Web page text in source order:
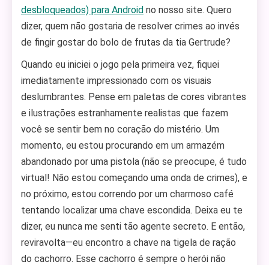
desbloqueados) para Android no nosso site. Quero
dizer, quem não gostaria de resolver crimes ao invés
de fingir gostar do bolo de frutas da tia Gertrude?
Quando eu iniciei o jogo pela primeira vez, fiquei
imediatamente impressionado com os visuais
deslumbrantes. Pense em paletas de cores vibrantes
e ilustrações estranhamente realistas que fazem
você se sentir bem no coração do mistério. Um
momento, eu estou procurando em um armazém
abandonado por uma pistola (não se preocupe, é tudo
virtual! Não estou começando uma onda de crimes), e
no próximo, estou correndo por um charmoso café
tentando localizar uma chave escondida. Deixa eu te
dizer, eu nunca me senti tão agente secreto. E então,
reviravolta—eu encontro a chave na tigela de ração
do cachorro. Esse cachorro é sempre o herói não